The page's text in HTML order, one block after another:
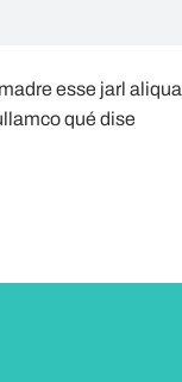
esse jarl aliqua
qué dise